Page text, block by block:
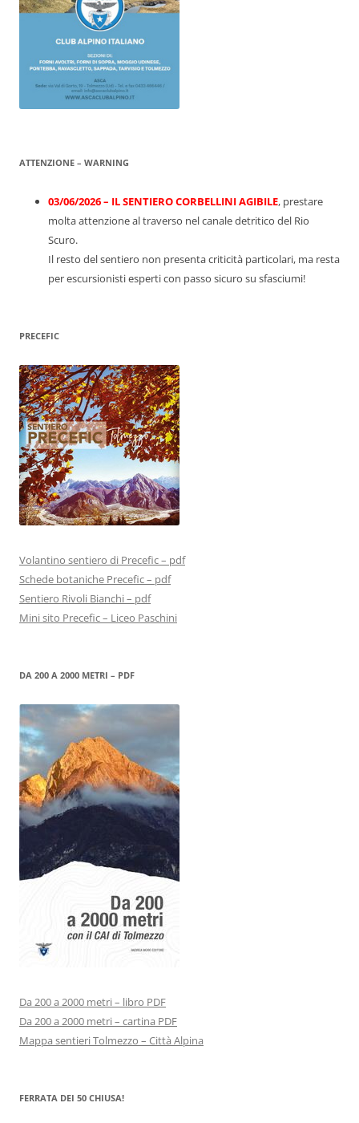
ATTENZIONE – WARNING
03/06/2026 – IL SENTIERO CORBELLINI AGIBILE, prestare
molta attenzione al traverso nel canale detritico del Rio
Scuro.
Il resto del sentiero non presenta criticità particolari, ma resta
per escursionisti esperti con passo sicuro su sfasciumi!
PRECEFIC
Volantino sentiero di Precefic – pdf
Schede botaniche Precefic – pdf
Sentiero Rivoli Bianchi – pdf
Mini sito Precefic – Liceo Paschini
DA 200 A 2000 METRI – PDF
Da 200 a 2000 metri – libro PDF
Da 200 a 2000 metri – cartina PDF
Mappa sentieri Tolmezzo – Città Alpina
FERRATA DEI 50 CHIUSA!